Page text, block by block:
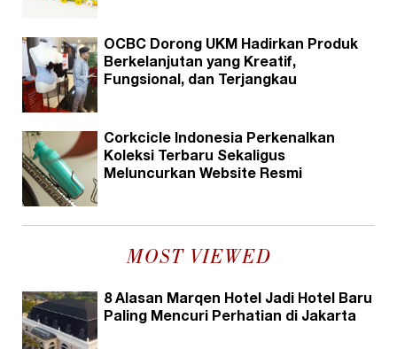
OCBC Dorong UKM Hadirkan Produk
Berkelanjutan yang Kreatif,
Fungsional, dan Terjangkau
Corkcicle Indonesia Perkenalkan
Koleksi Terbaru Sekaligus
Meluncurkan Website Resmi
MOST VIEWED
8 Alasan Marqen Hotel Jadi Hotel Baru
Paling Mencuri Perhatian di Jakarta